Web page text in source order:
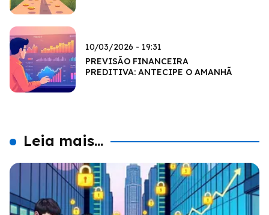
10/03/2026 - 19:31
PREVISÃO FINANCEIRA
PREDITIVA: ANTECIPE O AMANHÃ
Leia mais...